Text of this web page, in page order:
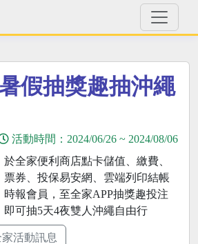
假抽獎趣抽沖繩
活動時間： 2024/06/26 ~ 2024/08/06
於全家便利商店點卡儲值、繳費、
票券、投保易安網、雲端列印結帳
時報會員，至全家APP抽獎趣投注
即可抽5天4夜雙人沖繩自由行
活動訊息